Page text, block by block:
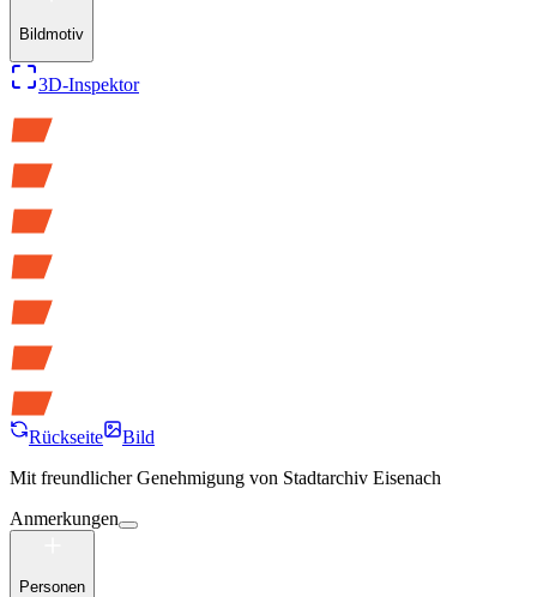
Bildmotiv
3D-Inspektor
Rückseite
Bild
Mit freundlicher Genehmigung von Stadtarchiv Eisenach
Anmerkungen
Personen